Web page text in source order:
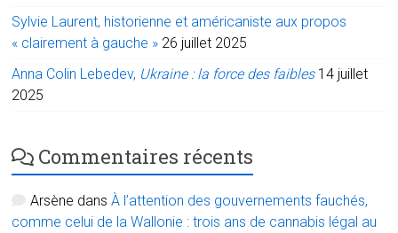
Sylvie Laurent, historienne et américaniste aux propos
« clairement à gauche » 26 juillet 2025
Anna Colin Lebedev, Ukraine : la force des faibles 14 juillet
2025
Commentaires récents
Arsène dansÀ l’attention des gouvernements fauchés,
comme celui de la Wallonie : trois ans de cannabis légal au